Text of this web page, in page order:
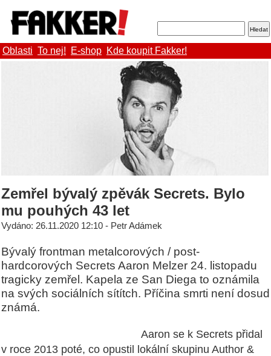
Oblasti To nej! E-shop Kde koupit Fakker!
Zemřel bývalý zpěvák Secrets. Bylo
mu pouhých 43 let
Vydáno: 26.11.2020 12:10 - Petr Adámek
Bývalý frontman metalcorových / post-
hardcorových Secrets Aaron Melzer 24. listopadu
tragicky zemřel. Kapela ze San Diega to oznámila
na svých sociálních sítítch. Příčina smrti není dosud
známá.
Aaron se k Secrets přidal
v roce 2013 poté, co opustil lokální skupinu Author &